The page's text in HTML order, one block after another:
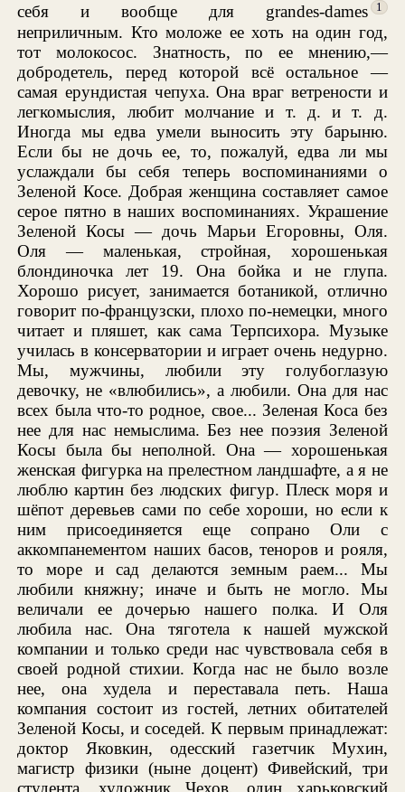
себя и вообще для grandes-dames
1
неприличным. Кто моложе ее хоть на один год,
тот молокосос. Знатность, по ее мнению,—
добродетель, перед которой всё остальное —
самая ерундистая чепуха. Она враг ветрености и
легкомыслия, любит молчание и т. д. и т. д.
Иногда мы едва умели выносить эту барыню.
Если бы не дочь ее, то, пожалуй, едва ли мы
услаждали бы себя теперь воспоминаниями о
Зеленой Косе. Добрая женщина составляет самое
серое пятно в наших воспоминаниях. Украшение
Зеленой Косы — дочь Марьи Егоровны, Оля.
Оля — маленькая, стройная, хорошенькая
блондиночка лет 19. Она бойка и не глупа.
Хорошо рисует, занимается ботаникой, отлично
говорит по-французски, плохо по-немецки, много
читает и пляшет, как сама Терпсихора. Музыке
училась в консерватории и играет очень недурно.
Мы, мужчины, любили эту голубоглазую
девочку, не «влюбились», а любили. Она для нас
всех была что-то родное, свое... Зеленая Коса без
нее для нас немыслима. Без нее поэзия Зеленой
Косы была бы неполной. Она — хорошенькая
женская фигурка на прелестном ландшафте, а я не
люблю картин без людских фигур. Плеск моря и
шёпот деревьев сами по себе хороши, но если к
ним присоединяется еще сопрано Оли с
аккомпанементом наших басов, теноров и рояля,
то море и сад делаются земным раем... Мы
любили княжну; иначе и быть не могло. Мы
величали ее дочерью нашего полка. И Оля
любила нас. Она тяготела к нашей мужской
компании и только среди нас чувствовала себя в
своей родной стихии. Когда нас не было возле
нее, она худела и переставала петь. Наша
компания состоит из гостей, летних обитателей
Зеленой Косы, и соседей. К первым принадлежат:
доктор Яковкин, одесский газетчик Мухин,
магистр физики (ныне доцент) Фивейский, три
студента, художник Чехов, один харьковский